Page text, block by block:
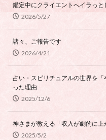
鑑定中にクライエントへイラっ
2026/5/27
諸々、ご報告です
2026/4/21
占い・スピリチュアルの世界を
った理由
2025/12/6
神さまが教える「収入が劇的に上
2025/5/2